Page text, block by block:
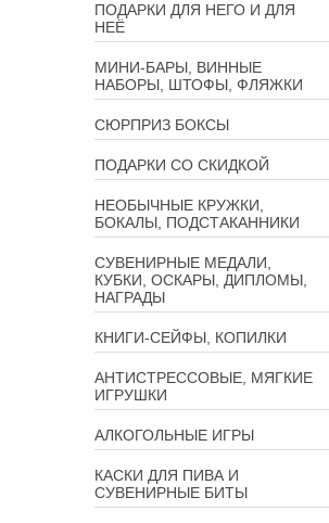
ПОДАРКИ ДЛЯ НЕГО И ДЛЯ
НЕЁ
МИНИ-БАРЫ, ВИННЫЕ
НАБОРЫ, ШТОФЫ, ФЛЯЖКИ
СЮРПРИЗ БОКСЫ
ПОДАРКИ СО СКИДКОЙ
НЕОБЫЧНЫЕ КРУЖКИ,
БОКАЛЫ, ПОДСТАКАННИКИ
СУВЕНИРНЫЕ МЕДАЛИ,
КУБКИ, ОСКАРЫ, ДИПЛОМЫ,
НАГРАДЫ
КНИГИ-СЕЙФЫ, КОПИЛКИ
АНТИСТРЕССОВЫЕ, МЯГКИЕ
ИГРУШКИ
АЛКОГОЛЬНЫЕ ИГРЫ
КАСКИ ДЛЯ ПИВА И
СУВЕНИРНЫЕ БИТЫ